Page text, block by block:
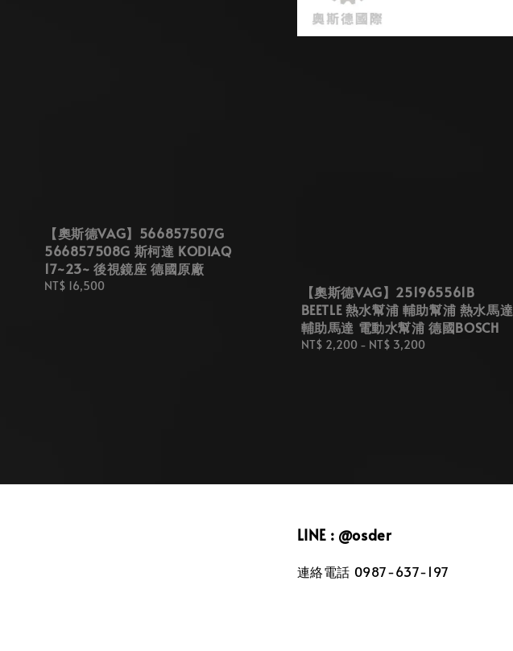
【奧斯德VAG】566857507G
566857508G 斯柯達 KODIAQ
17~23~ 後視鏡座 德國原廠
Regular
NT$ 16,500
【奧斯德VAG】251965561B
BEETLE 熱水幫浦 輔助幫浦 熱水馬達
輔助馬達 電動水幫浦 德國BOSCH
Regular
NT$ 2,200- NT$ 3,200
LINE : @osder
連絡電話 0987-637-197